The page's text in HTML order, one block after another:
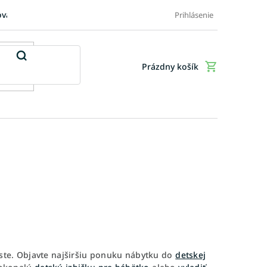
Doplnkové služby
Prihlásenie
Nákupný
Prázdny košík
Objavte najširšiu ponuku nábytku dodetskej